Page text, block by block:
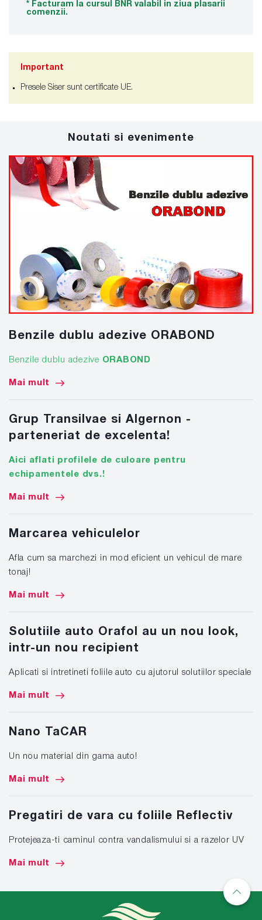
* Facturam la cursul BNR valabil in ziua plasarii
comenzii.
Important
Presele Siser sunt certificate UE.
Noutati si evenimente
Benzile dublu adezive ORABOND
Benzile dublu adezive ORABOND
Mai mult
Grup Transilvae si Algernon -
parteneriat de excelenta!
Aici aflati profilele de culoare pentru
echipamentele dvs.!
Mai mult
Marcarea vehiculelor
Afla cum sa marchezi in mod eficient un vehicul de mare
tonaj!
Mai mult
Solutiile auto Orafol au un nou look,
intr-un nou recipient
Aplicati si intretineti foliile auto cu ajutorul solutiilor speciale
Mai mult
Nano TaCAR
Un nou material din gama auto!
Mai mult
Pregatiri de vara cu foliile Reflectiv
Protejeaza-ti caminul contra vandalismului si a razelor UV
Mai mult